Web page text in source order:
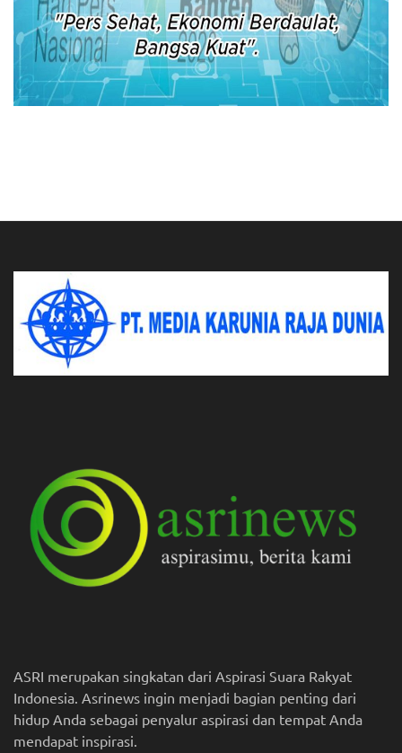
ASRI merupakan singkatan dari Aspirasi Suara Rakyat
Indonesia. Asrinews ingin menjadi bagian penting dari
hidup Anda sebagai penyalur aspirasi dan tempat Anda
mendapat inspirasi.